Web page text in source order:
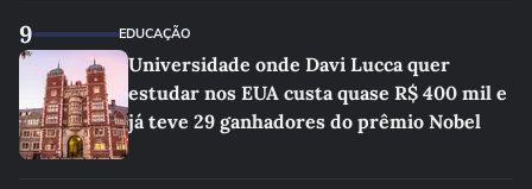
9 EDUCAÇÃO
Universidade onde Davi Lucca quer
estudar nos EUA custa quase R$ 400 mil e
já teve 29 ganhadores do prêmio Nobel